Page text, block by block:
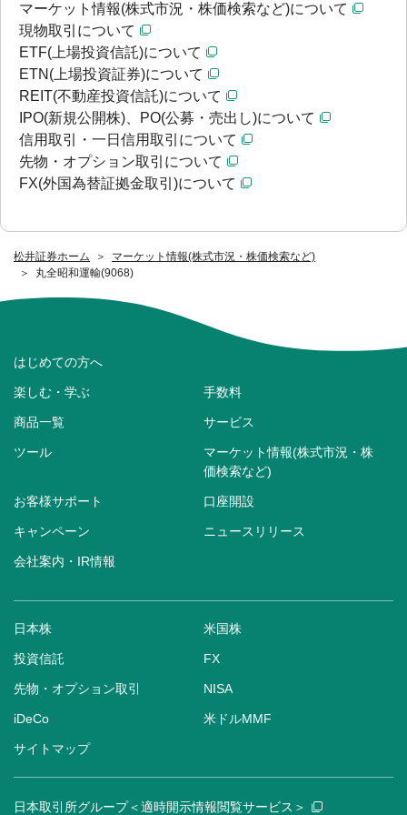
松井証券ホーム
マーケット情報(株式市況・株価検索など)
丸全昭和運輸(9068)
マーケット情報(株式市況・株価検索など)について
現物取引について
ETF(上場投資信託)について
ETN(上場投資証券)について
REIT(不動産投資信託)について
IPO(新規公開株)、PO(公募・売出し)について
信用取引・一日信用取引について
先物・オプション取引について
FX(外国為替証拠金取引)について
はじめての方へ
楽しむ・学ぶ 手数料
商品一覧 サービス
ツール
マーケット情報(株式市況・株
価検索など)
お客様サポート 口座開設
キャンペーン ニュースリリース
会社案内・IR情報
日本株 米国株
投資信託 FX
先物・オプション取引 NISA
iDeCo 米ドルMMF
サイトマップ
日本取引所グループ＜適時開示情報閲覧サービス＞